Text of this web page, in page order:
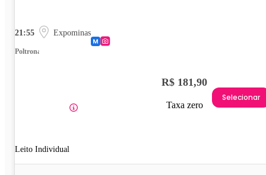
21:55 Expominas
Poltrona
Leito Individual
R$ 181,90
Taxa zero
Selecionar